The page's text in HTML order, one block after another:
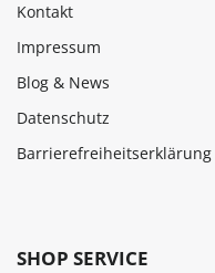
Kontakt
Impressum
Blog & News
Datenschutz
Barrierefreiheitserklärung
SHOP SERVICE